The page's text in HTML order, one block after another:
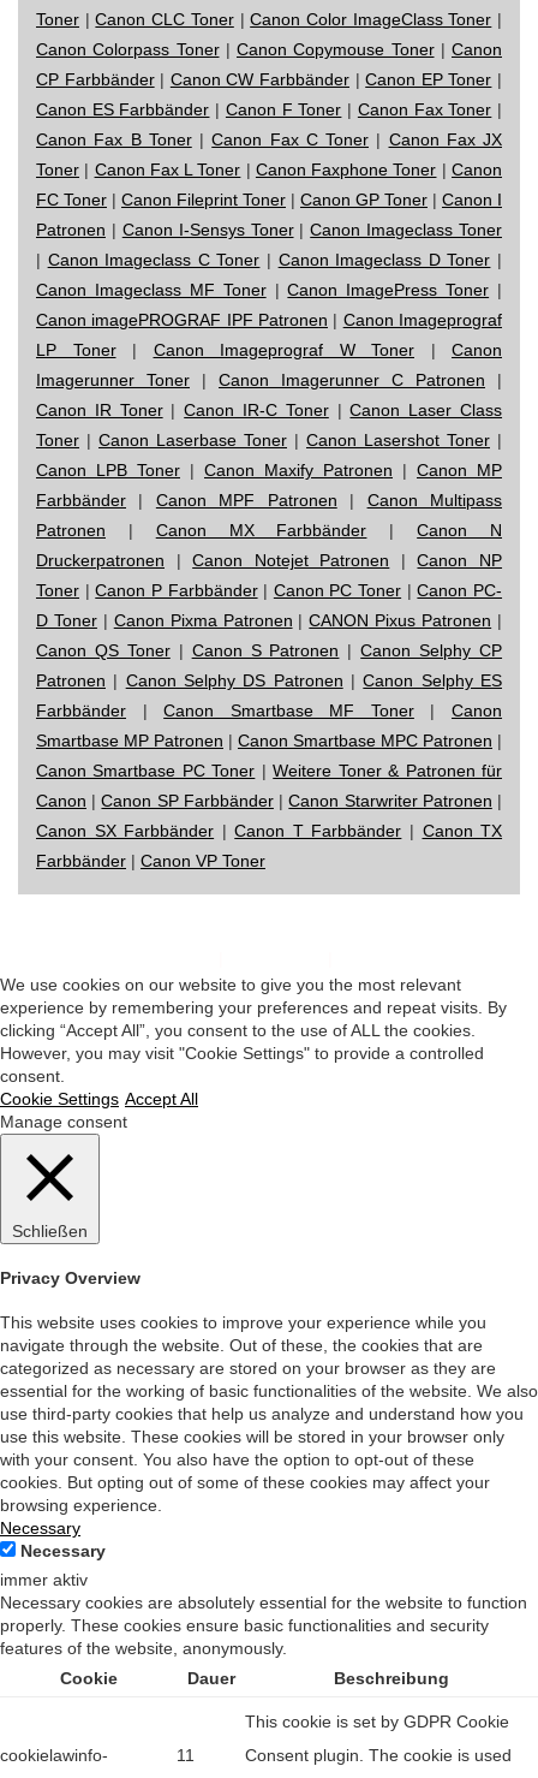
Toner |Canon CLC Toner|Canon Color ImageClass Toner |
Canon Colorpass Toner| Canon Copymouse Toner| Canon
CP Farbbänder| Canon CW Farbbänder |Canon EP Toner |
Canon ES Farbbänder | Canon F Toner | Canon Fax Toner |
Canon Fax B Toner|Canon Fax C Toner | Canon Fax JX
Toner | Canon Fax L Toner | Canon Faxphone Toner |Canon
FC Toner | Canon Fileprint Toner | Canon GP Toner | Canon I
Patronen | Canon I-Sensys Toner|Canon Imageclass Toner
| Canon Imageclass C Toner | Canon Imageclass D Toner |
Canon Imageclass MF Toner|Canon ImagePress Toner |
Canon imagePROGRAF IPF Patronen | Canon Imageprograf
LP Toner| Canon Imageprograf W Toner | Canon
Imagerunner Toner | Canon Imagerunner C Patronen |
Canon IR Toner|Canon IR-C Toner|Canon Laser Class
Toner | Canon Laserbase Toner | Canon Lasershot Toner |
Canon LPB Toner | Canon Maxify Patronen | Canon MP
Farbbänder | Canon MPF Patronen | Canon Multipass
Patronen | Canon MX Farbbänder |Canon N
Druckerpatronen |Canon Notejet Patronen |Canon NP
Toner |Canon P Farbbänder| Canon PC Toner |Canon PC-
D Toner| Canon Pixma Patronen |CANON Pixus Patronen |
Canon QS Toner| Canon S Patronen |Canon Selphy CP
Patronen | Canon Selphy DS Patronen |Canon Selphy ES
Farbbänder |Canon Smartbase MF Toner|Canon
Smartbase MP Patronen | Canon Smartbase MPC Patronen |
Canon Smartbase PC Toner |Weitere Toner & Patronen für
Canon |Canon SP Farbbänder|Canon Starwriter Patronen |
Canon SX Farbbänder |Canon T Farbbänder | Canon TX
Farbbänder | Canon VP Toner
We use cookies on our website to give you the most relevant
experience by remembering your preferences and repeat visits. By
clicking “Accept All”, you consent to the use of ALL the cookies.
However, you may visit "Cookie Settings" to provide a controlled
consent.
Cookie Settings Accept All
Manage consent
Schließen
Privacy Overview
This website uses cookies to improve your experience while you
navigate through the website. Out of these, the cookies that are
categorized as necessary are stored on your browser as they are
essential for the working of basic functionalities of the website. We also
use third-party cookies that help us analyze and understand how you
use this website. These cookies will be stored in your browser only
with your consent. You also have the option to opt-out of these
cookies. But opting out of some of these cookies may affect your
browsing experience.
Necessary
Necessary
immer aktiv
Necessary cookies are absolutely essential for the website to function
properly. These cookies ensure basic functionalities and security
features of the website, anonymously.
Cookie
Dauer Beschreibung
cookielawinfo-
11
This cookie is set by GDPR Cookie
Consent plugin. The cookie is used